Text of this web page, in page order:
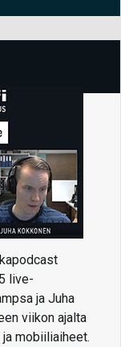
live-
ja Juha
viikon ajalta
mobiiliaiheet.